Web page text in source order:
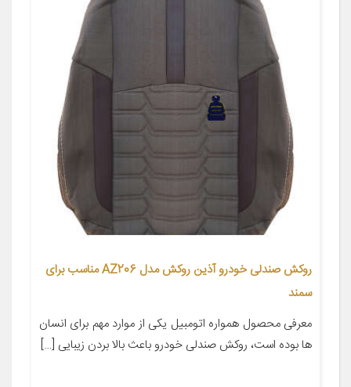
روکش صندلی خودرو آذین روکش مدل AZ206 مناسب برای
سمند
معرفی محصول همواره اتومبیل یکی از موارد مهم برای انسان
ها بوده است، روکش صندلی خودرو باعث بالا بردن زیبایی […]